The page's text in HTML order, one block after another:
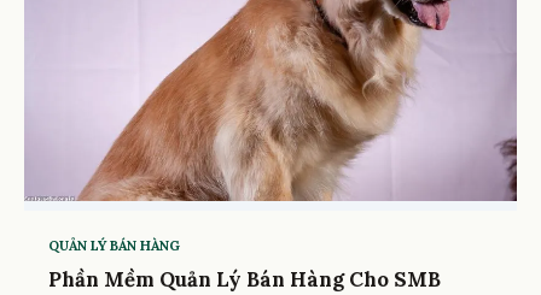
QUẢN LÝ BÁN HÀNG
Phần Mềm Quản Lý Bán Hàng Cho SMB